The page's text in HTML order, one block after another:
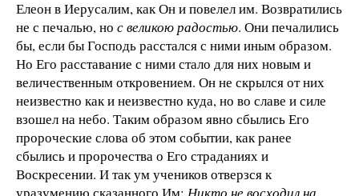
Елеон в Иерусалим, как Он и повелел им. Возвратились
не с печалью, но с великою радостью. Они печалились
бы, если бы Господь расстался с ними иным образом.
Но Его расставание с ними стало для них новым и
величественным откровением. Он не скрылся от них
неизвестно как и неизвестно куда, но во славе и силе
взошел на небо. Таким образом явно сбылись Его
пророческие слова об этом событии, как ранее
сбылись и пророчества о Его страданиях и
Воскресении. И так ум учеников отверзся к